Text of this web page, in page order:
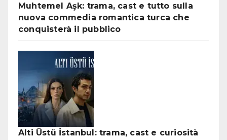
Muhtemel Aşk: trama, cast e tutto sulla
nuova commedia romantica turca che
conquisterà il pubblico
Alti Üstü İstanbul: trama, cast e curiosità